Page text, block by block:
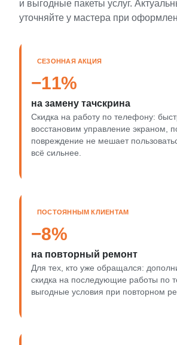
и выгодные пакеты услуг.
уточняйте у мастера при
СЕЗОННАЯ АКЦИЯ
−11%
на замену тачскрина
Скидка на работу по телефону:
восстановим управление экраном,
повреждение не мешает
всё сильнее.
ПОСТОЯННЫМ КЛИЕНТАМ
−8%
на повторный ремонт
Для тех, кто уже обращался:
скидка на последующие работы по
выгодные условия при повторном